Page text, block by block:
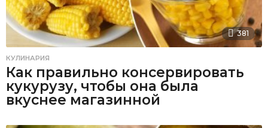
381
КУЛИНАРИЯ
Как правильно консервировать
кукурузу, чтобы она была
вкуснее магазинной